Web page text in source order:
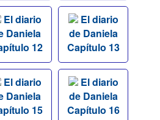
El diario
Daniela
12
El diario
de Daniela
Capítulo 13
El diario
Daniela
15
El diario
de Daniela
Capítulo 16